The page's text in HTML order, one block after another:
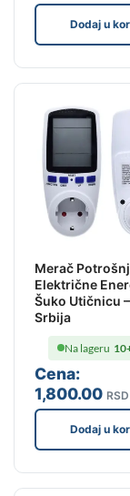
Dodaj u
Merač
Električne
Šuko Utičnicu
Srbija
Cena:
1,800.00 RSD
Na lageru
Dodaj u